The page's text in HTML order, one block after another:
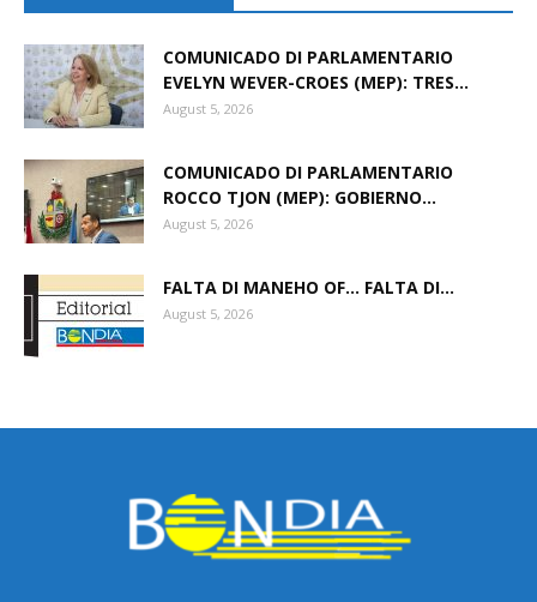
COMUNICADO DI PARLAMENTARIO
EVELYN WEVER-CROES (MEP): TRES...
August 5, 2026
COMUNICADO DI PARLAMENTARIO
ROCCO TJON (MEP): GOBIERNO...
August 5, 2026
FALTA DI MANEHO OF… FALTA DI...
August 5, 2026